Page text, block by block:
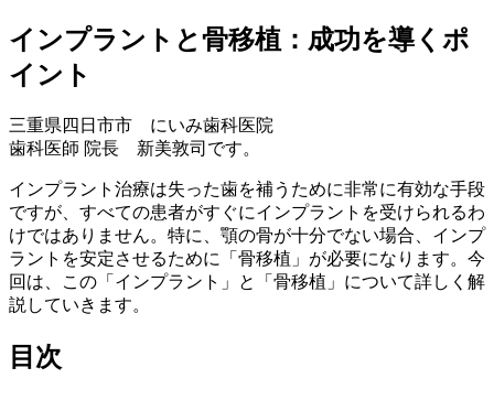
インプラントと骨移植：成功を導くポ
イント
三重県四日市市 にいみ歯科医院
歯科医師 院長 新美敦司です。
インプラント治療は失った歯を補うために非常に有効な手段
ですが、すべての患者がすぐにインプラントを受けられるわ
けではありません。特に、顎の骨が十分でない場合、インプ
ラントを安定させるために「骨移植」が必要になります。今
回は、この「インプラント」と「骨移植」について詳しく解
説していきます。
目次